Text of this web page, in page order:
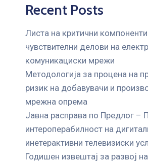
Recent Posts
Листа на критични
чувствителни делови на
комуникациски мрежи
Mетодологија за процена на
ризик на добавувачи и
мрежна опрема
Јавна расправа по Предлог –
интероперабилност на
инетерактивни телевизиски
Годишен извештај за развој